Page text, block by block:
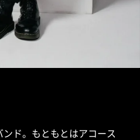
ンド。もともとはアコース